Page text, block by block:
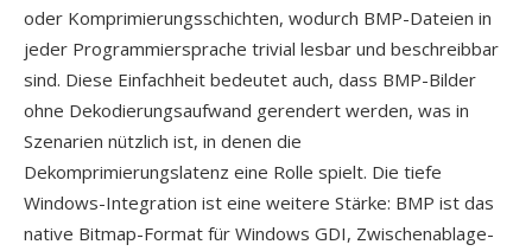
oder Komprimierungsschichten, wodurch BMP-Dateien in
jeder Programmiersprache trivial lesbar und beschreibbar
sind. Diese Einfachheit bedeutet auch, dass BMP-Bilder
ohne Dekodierungsaufwand gerendert werden, was in
Szenarien nützlich ist, in denen die
Dekomprimierungslatenz eine Rolle spielt. Die tiefe
Windows-Integration ist eine weitere Stärke: BMP ist das
native Bitmap-Format für Windows GDI, Zwischenablage-